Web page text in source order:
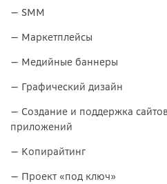
— SMM
— Маркетплейсы
— Медийные баннеры
— Графический дизайн
— Создание и поддержка
приложений
— Копирайтинг
— Проект «под ключ»